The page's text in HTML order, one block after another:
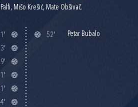
Mišo Krešić, Mate Obšivač.
52' Petar Bubalo